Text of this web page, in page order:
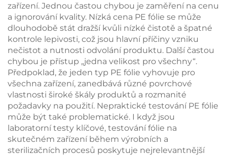
zařízení. Jednou častou chybou je zaměření na cenu
a ignorování kvality. Nízká cena PE fólie se může
dlouhodobě stát dražší kvůli nízké čistotě a špatné
kontrole lepivosti, což jsou hlavní příčiny vzniku
nečistot a nutnosti odvolání produktu. Další častou
chybou je přístup „jedna velikost pro všechny“.
Předpoklad, že jeden typ PE fólie vyhovuje pro
všechna zařízení, zanedbává různé povrchové
vlastnosti široké škály produktů a rozmanité
požadavky na použití. Nepraktické testování PE fólie
může být také problematické. I když jsou
laboratorní testy klíčové, testování fólie na
skutečném zařízení během výrobních a
sterilizačních procesů poskytuje nejrelevantnější